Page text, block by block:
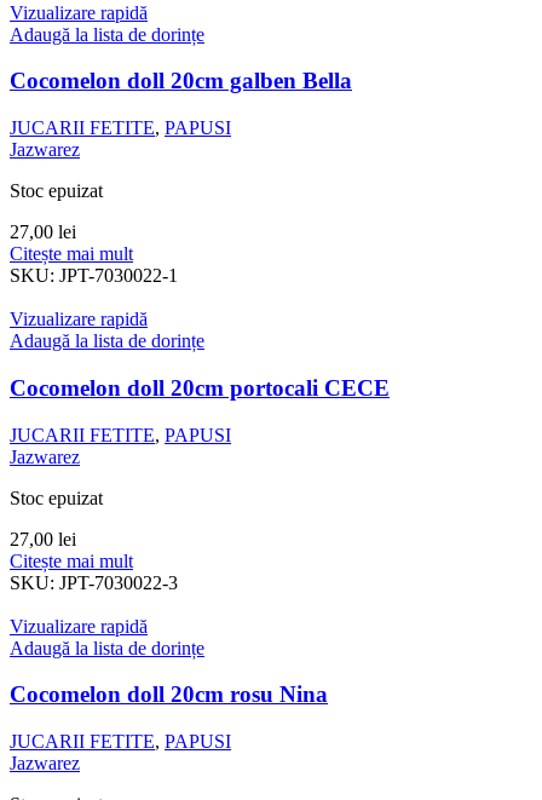
Vizualizare rapidă
Adaugă la lista de dorințe
Cocomelon doll 20cm galben Bella
JUCARII FETITE, PAPUSI
Jazwarez
Stoc epuizat
27,00 lei
Citește mai mult
SKU: JPT-7030022-1
Vizualizare rapidă
Adaugă la lista de dorințe
Cocomelon doll 20cm portocali CECE
JUCARII FETITE, PAPUSI
Jazwarez
Stoc epuizat
27,00 lei
Citește mai mult
SKU: JPT-7030022-3
Vizualizare rapidă
Adaugă la lista de dorințe
Cocomelon doll 20cm rosu Nina
JUCARII FETITE, PAPUSI
Jazwarez